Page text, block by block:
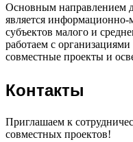
Основным направлением
является
субъектов малого и
работаем с
совместные проекты и
Контакты
Приглашаем к
совместных проектов!